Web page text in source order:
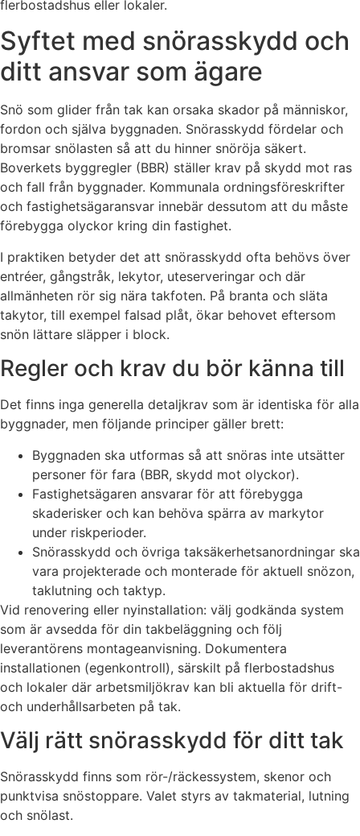
flerbostadshus eller lokaler.
Syftet med snörasskydd och
ditt ansvar som ägare
Snö som glider från tak kan orsaka skador på människor,
fordon och själva byggnaden. Snörasskydd fördelar och
bromsar snölasten så att du hinner snöröja säkert.
Boverkets byggregler (BBR) ställer krav på skydd mot ras
och fall från byggnader. Kommunala ordningsföreskrifter
och fastighetsägaransvar innebär dessutom att du måste
förebygga olyckor kring din fastighet.
I praktiken betyder det att snörasskydd ofta behövs över
entréer, gångstråk, lekytor, uteserveringar och där
allmänheten rör sig nära takfoten. På branta och släta
takytor, till exempel falsad plåt, ökar behovet eftersom
snön lättare släpper i block.
Regler och krav du bör känna till
Det finns inga generella detaljkrav som är identiska för alla
byggnader, men följande principer gäller brett:
Byggnaden ska utformas så att snöras inte utsätter
personer för fara (BBR, skydd mot olyckor).
Fastighetsägaren ansvarar för att förebygga
skaderisker och kan behöva spärra av markytor
under riskperioder.
Snörasskydd och övriga taksäkerhetsanordningar ska
vara projekterade och monterade för aktuell snözon,
taklutning och taktyp.
Vid renovering eller nyinstallation: välj godkända system
som är avsedda för din takbeläggning och följ
leverantörens montageanvisning. Dokumentera
installationen (egenkontroll), särskilt på flerbostadshus
och lokaler där arbetsmiljökrav kan bli aktuella för drift-
och underhållsarbeten på tak.
Välj rätt snörasskydd för ditt tak
Snörasskydd finns som rör-/räckessystem, skenor och
punktvisa snöstoppare. Valet styrs av takmaterial, lutning
och snölast.